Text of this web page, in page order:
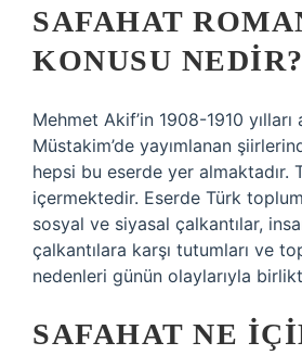
SAFAHAT
KONUSU NEDIR?
Mehmet Akif’in 1908-1910 yılları
Müstakim’de yayımlanan
hepsi bu eserde yer almaktadır.
içermektedir. Eserde Türk
sosyal ve siyasal çalkantılar,
çalkantılara karşı tutumları ve
nedenleri günün olaylarıyla
SAFAHAT NE